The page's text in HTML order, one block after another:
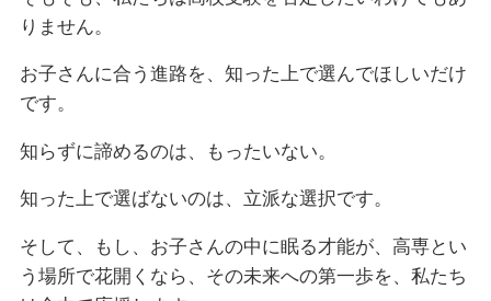
りません。
お子さんに合う進路を、知った上で選んでほしいだけ
です。
知らずに諦めるのは、もったいない。
知った上で選ばないのは、立派な選択です。
そして、もし、お子さんの中に眠る才能が、高専とい
う場所で花開くなら、その未来への第一歩を、私たち